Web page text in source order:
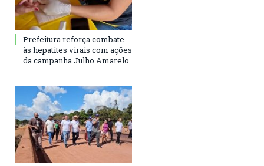
Prefeitura reforça combate
às hepatites virais com ações
da campanha Julho Amarelo